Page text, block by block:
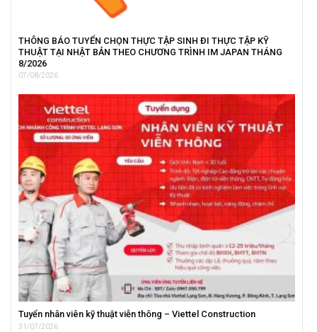
THÔNG BÁO TUYỂN CHỌN THỰC TẬP SINH ĐI THỰC TẬP KỸ
THUẬT TẠI NHẬT BẢN THEO CHƯƠNG TRÌNH IM JAPAN THÁNG
8/2026
07/08/2026
Tuyển nhân viên kỹ thuật viễn thông – Viettel Construction
31/07/2026